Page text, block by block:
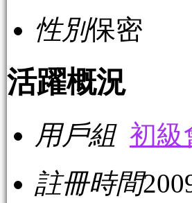
性別保密
活躍概況
用戶組 初級
註冊時間